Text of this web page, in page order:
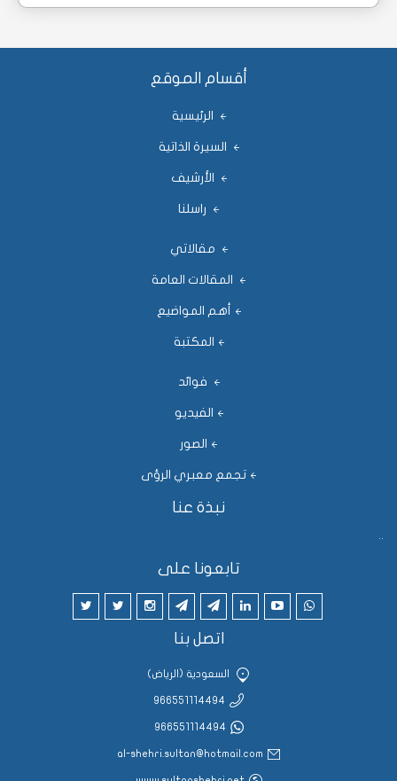
أقسام الموقع
الرئيسية
السيرة الذاتية
الأرشيف
راسلنا
مقالاتي
المقالات العامة
أهم المواضيع
المكتبة
فوائد
الفيديو
الصور
تجمع معبري الرؤى
نبذة عنا
..
تابعونا على
اتصل بنا
السعودية (الرياض)
966551114494
966551114494
al-shehri.sultan@hotmail.com